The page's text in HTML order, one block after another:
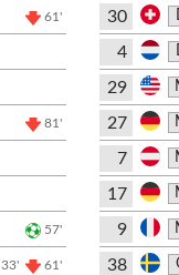
61'
81'
57'
33' 61'
30
4
29
27
7
17
9
38